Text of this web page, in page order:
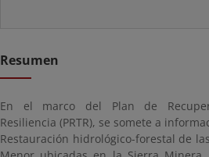
Resumen
En el marco del Plan de
Resiliencia (PRTR), se somete a
Restauración hidrológico-forestal de